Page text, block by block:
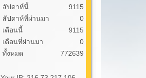
สัปดาห์นี้
สัปดาห์ที่ผ่านมา
เดือนนี้
เดือนที่ผ่านมา
ทั้งหมด
9115
0
9115
0
772639